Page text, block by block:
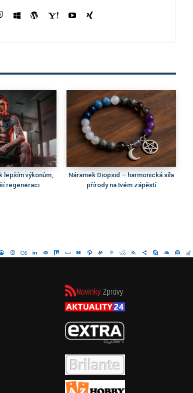
lepším výkonům,
regeneraci
Náramek Diopsid – harmonická síla
přírody na tvém zápěstí